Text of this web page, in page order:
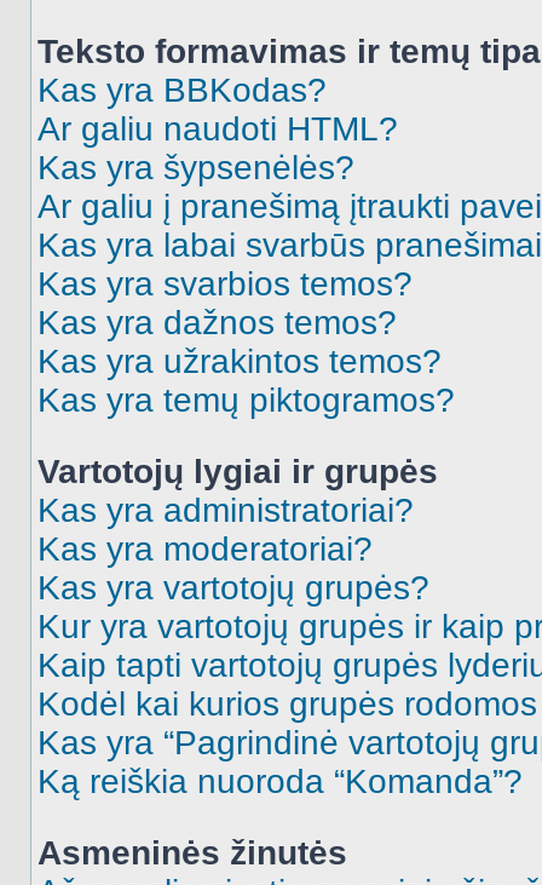
Teksto formavimas ir temų
Kas yra BBKodas?
Ar galiu naudoti HTML?
Kas yra šypsenėlės?
Ar galiu į pranešimą įtraukti
Kas yra labai svarbūs
Kas yra svarbios temos?
Kas yra dažnos temos?
Kas yra užrakintos temos?
Kas yra temų piktogramos?
Vartotojų lygiai ir grupės
Kas yra administratoriai?
Kas yra moderatoriai?
Kas yra vartotojų grupės?
Kur yra vartotojų grupės ir kaip
Kaip tapti vartotojų grupės
Kodėl kai kurios grupės
Kas yra “Pagrindinė vartotojų
Ką reiškia nuoroda “Komanda”?
Asmeninės žinutės